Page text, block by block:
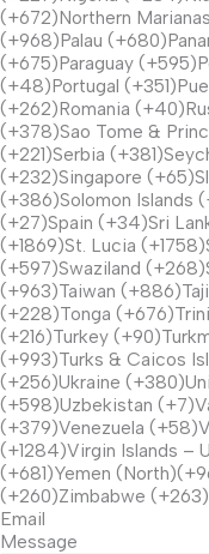
(+672)Northern
(+968)Palau
(+675)Paraguay
(+48)Portugal
(+262)Romania
(+378)Sao Tome &
(+221)Serbia
(+232)Singapore
(+386)Solomon Islands
(+27)Spain (+34)Sri
(+1869)St. Lucia
(+597)Swaziland
(+963)Taiwan
(+228)Tonga
(+216)Turkey
(+993)Turks & Caicos
(+256)Ukraine
(+598)Uzbekistan
(+379)Venezuela
(+1284)Virgin Islands –
(+681)Yemen
(+260)Zimbabwe (+263)
Email
Message